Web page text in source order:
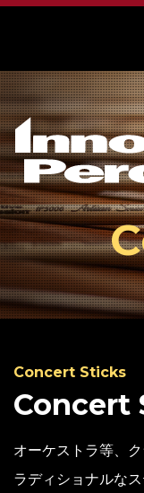
Concert Sticks
Concert
オーケストラ等、
ラディショナルな